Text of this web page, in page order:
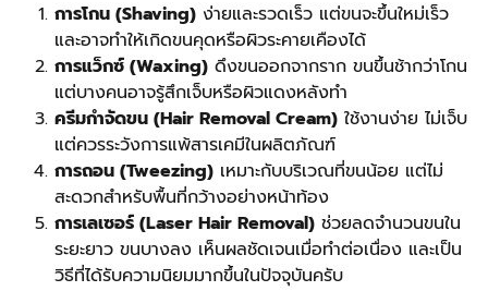
การโกน (Shaving) ง่ายและรวดเร็ว แต่ขนจะขึ้นใหม่เร็ว
และอาจทำให้เกิดขนคุดหรือผิวระคายเคืองได้
การแว็กซ์ (Waxing) ดึงขนออกจากราก ขนขึ้นช้ากว่าโกน
แต่บางคนอาจรู้สึกเจ็บหรือผิวแดงหลังทำ
ครีมกำจัดขน (Hair Removal Cream) ใช้งานง่าย ไม่เจ็บ
แต่ควรระวังการแพ้สารเคมีในผลิตภัณฑ์
การถอน (Tweezing) เหมาะกับบริเวณที่ขนน้อย แต่ไม่
สะดวกสำหรับพื้นที่กว้างอย่างหน้าท้อง
การเลเซอร์ (Laser Hair Removal) ช่วยลดจำนวนขนใน
ระยะยาว ขนบางลง เห็นผลชัดเจนเมื่อทำต่อเนื่อง และเป็น
วิธีที่ได้รับความนิยมมากขึ้นในปัจจุบันครับ